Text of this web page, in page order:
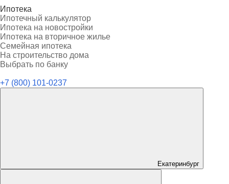
Ипотека
Ипотечный калькулятор
Ипотека на новостройки
Ипотека на вторичное жилье
Семейная ипотека
На строительство дома
Выбрать по банку
+7 (800) 101-0237
Екатеринбург